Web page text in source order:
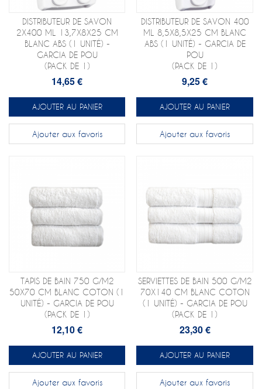
DISTRIBUTEUR DE SAVON
2X400 ML 13,7X8X25 CM
BLANC ABS (1 UNITÉ) -
GARCIA DE POU
(PACK DE 1)
14,65 €
AJOUTER AU PANIER
Ajouter aux favoris
DISTRIBUTEUR DE SAVON 400
ML 8,5X8,5X25 CM BLANC
ABS (1 UNITÉ) - GARCIA DE
POU
(PACK DE 1)
9,25 €
AJOUTER AU PANIER
Ajouter aux favoris
TAPIS DE BAIN 750 G/M2
50X70 CM BLANC COTON (1
UNITÉ) - GARCIA DE POU
(PACK DE 1)
12,10 €
AJOUTER AU PANIER
Ajouter aux favoris
SERVIETTES DE BAIN 500 G/M2
70X140 CM BLANC COTON
(1 UNITÉ) - GARCIA DE POU
(PACK DE 1)
23,30 €
AJOUTER AU PANIER
Ajouter aux favoris